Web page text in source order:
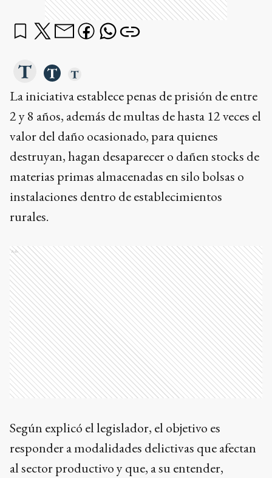
La iniciativa establece penas de prisión de entre
2 y 8 años, además de multas de hasta 12 veces el
valor del daño ocasionado, para quienes
destruyan, hagan desaparecer o dañen stocks de
materias primas almacenadas en silo bolsas o
instalaciones dentro de establecimientos
rurales.
Ads
Según explicó el legislador, el objetivo es
responder a modalidades delictivas que afectan
al sector productivo y que, a su entender,